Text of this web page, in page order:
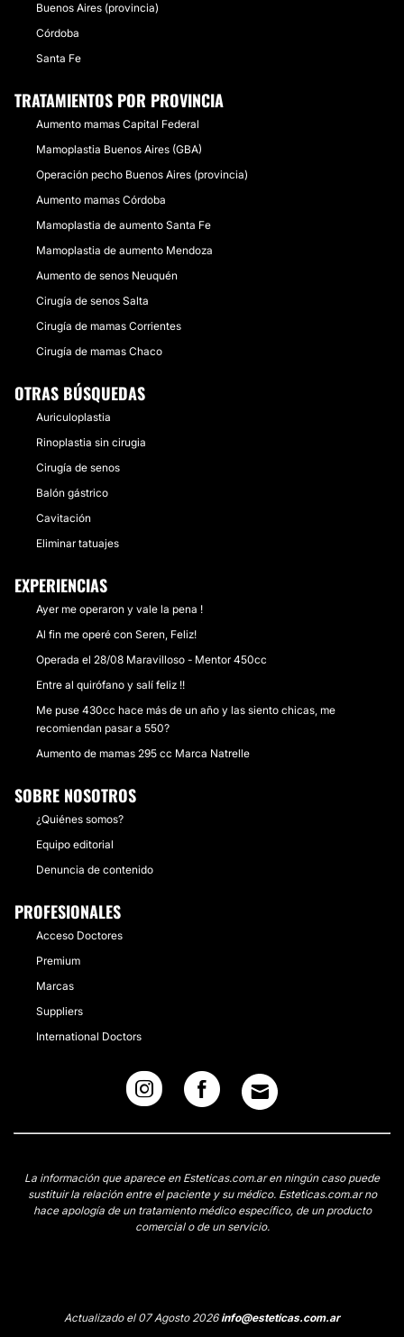
Buenos Aires (provincia)
Córdoba
Santa Fe
TRATAMIENTOS POR PROVINCIA
Aumento mamas Capital Federal
Mamoplastia Buenos Aires (GBA)
Operación pecho Buenos Aires (provincia)
Aumento mamas Córdoba
Mamoplastia de aumento Santa Fe
Mamoplastia de aumento Mendoza
Aumento de senos Neuquén
Cirugía de senos Salta
Cirugía de mamas Corrientes
Cirugía de mamas Chaco
OTRAS BÚSQUEDAS
Auriculoplastia
Rinoplastia sin cirugia
Cirugía de senos
Balón gástrico
Cavitación
Eliminar tatuajes
EXPERIENCIAS
Ayer me operaron y vale la pena !
Al fin me operé con Seren, Feliz!
Operada el 28/08 Maravilloso - Mentor 450cc
Entre al quirófano y salí feliz !!
Me puse 430cc hace más de un año y las siento chicas, me
recomiendan pasar a 550?
Aumento de mamas 295 cc Marca Natrelle
SOBRE NOSOTROS
¿Quiénes somos?
Equipo editorial
Denuncia de contenido
PROFESIONALES
Acceso Doctores
Premium
Marcas
Suppliers
International Doctors
La información que aparece en Esteticas.com.ar en ningún caso puede
sustituir la relación entre el paciente y su médico. Esteticas.com.ar no
hace apología de un tratamiento médico específico, de un producto
comercial o de un servicio.
Actualizado el 07 Agosto 2026info@esteticas.com.ar